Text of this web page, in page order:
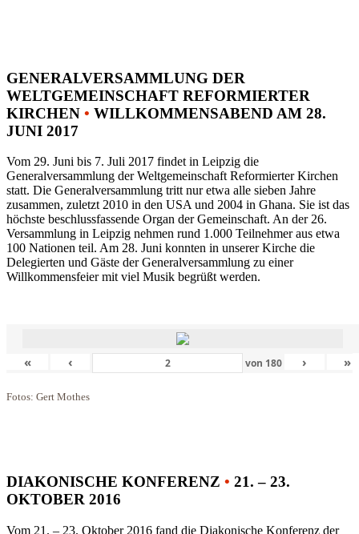
GENERALVERSAMMLUNG DER
WELTGEMEINSCHAFT REFORMIERTER
KIRCHEN • WILLKOMMENSABEND AM 28.
JUNI 2017
Vom 29. Juni bis 7. Juli 2017 findet in Leipzig die
Generalversammlung der Weltgemeinschaft Reformierter Kirchen
statt. Die Generalversammlung tritt nur etwa alle sieben Jahre
zusammen, zuletzt 2010 in den USA und 2004 in Ghana. Sie ist das
höchste beschlussfassende Organ der Gemeinschaft. An der 26.
Versammlung in Leipzig nehmen rund 1.000 Teilnehmer aus etwa
100 Nationen teil. Am 28. Juni konnten in unserer Kirche die
Delegierten und Gäste der Generalversammlung zu einer
Willkommensfeier mit viel Musik begrüßt werden.
« ‹ von 180 › »
Fotos: Gert Mothes
DIAKONISCHE KONFERENZ • 21. – 23.
OKTOBER 2016
Vom 21. – 23. Oktober 2016 fand die Diakonische Konferenz der